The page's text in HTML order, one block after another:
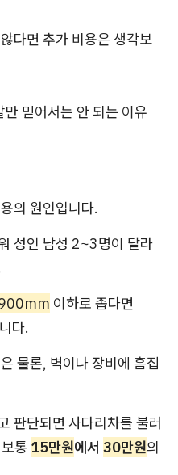
다면 추가 비용은 생각보
믿어서는 안 되는 이유
의 원인입니다.
성인 남성 2~3명이 달라
이하로 좁다면
다.
물론, 벽이나 장비에 흠집
판단되면 사다리차를 불러
통 15만원에서 30만원의